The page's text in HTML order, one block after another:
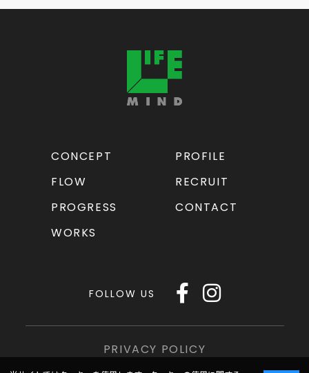
CONCEPT
PROFILE
FLOW
RECRUIT
PROGRESS
CONTACT
WORKS
FOLLOW US
PRIVACY POLICY